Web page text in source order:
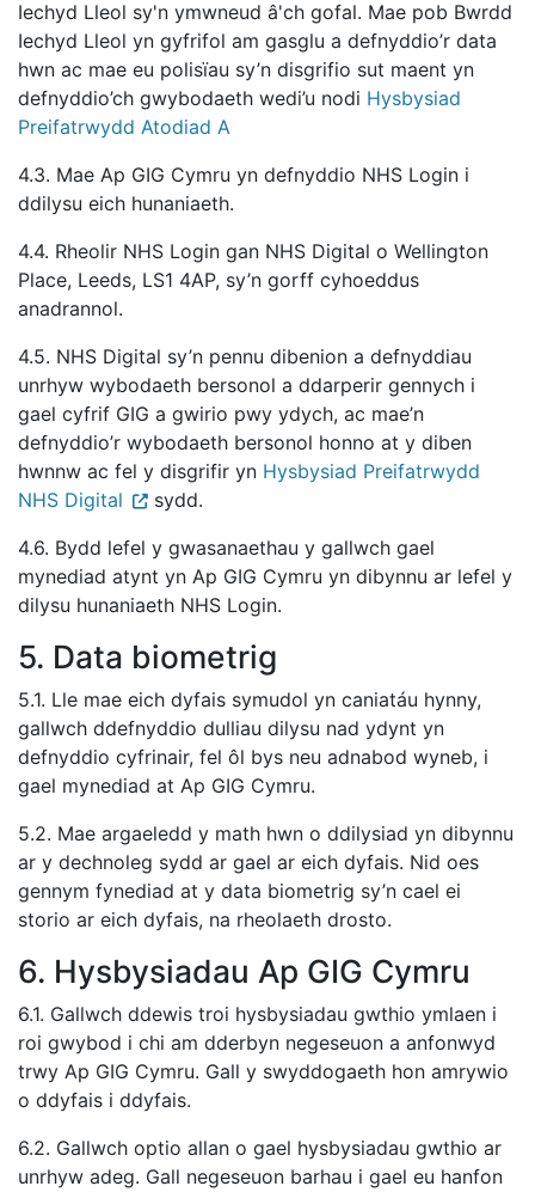
Iechyd Lleol sy'n ymwneud â'ch gofal. Mae pob Bwrdd
Iechyd Lleol yn gyfrifol am gasglu a defnyddio’r data
hwn ac mae eu polisïau sy’n disgrifio sut maent yn
defnyddio’ch gwybodaeth wedi’u nodi Hysbysiad
Preifatrwydd Atodiad A
4.3. Mae Ap GIG Cymru yn defnyddio NHS Login i
ddilysu eich hunaniaeth.
4.4. Rheolir NHS Login gan NHS Digital o Wellington
Place, Leeds, LS1 4AP, sy’n gorff cyhoeddus
anadrannol.
4.5. NHS Digital sy’n pennu dibenion a defnyddiau
unrhyw wybodaeth bersonol a ddarperir gennych i
gael cyfrif GIG a gwirio pwy ydych, ac mae’n
defnyddio’r wybodaeth bersonol honno at y diben
hwnnw ac fel y disgrifir yn Hysbysiad Preifatrwydd
NHS Digital
sydd.
4.6. Bydd lefel y gwasanaethau y gallwch gael
mynediad atynt yn Ap GIG Cymru yn dibynnu ar lefel y
dilysu hunaniaeth NHS Login.
5. Data biometrig
5.1. Lle mae eich dyfais symudol yn caniatáu hynny,
gallwch ddefnyddio dulliau dilysu nad ydynt yn
defnyddio cyfrinair, fel ôl bys neu adnabod wyneb, i
gael mynediad at Ap GIG Cymru.
5.2. Mae argaeledd y math hwn o ddilysiad yn dibynnu
ar y dechnoleg sydd ar gael ar eich dyfais. Nid oes
gennym fynediad at y data biometrig sy’n cael ei
storio ar eich dyfais, na rheolaeth drosto.
6. Hysbysiadau Ap GIG Cymru
6.1. Gallwch ddewis troi hysbysiadau gwthio ymlaen i
roi gwybod i chi am dderbyn negeseuon a anfonwyd
trwy Ap GIG Cymru. Gall y swyddogaeth hon amrywio
o ddyfais i ddyfais.
6.2. Gallwch optio allan o gael hysbysiadau gwthio ar
unrhyw adeg. Gall negeseuon barhau i gael eu hanfon